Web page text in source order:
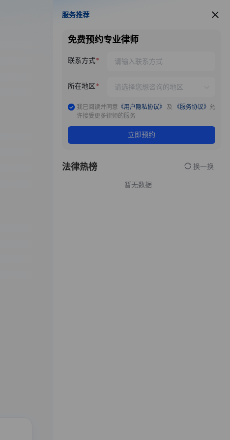
服务推荐
服务推荐
免费预约专业律师
联系方式
所在地区
我已阅读并同意 《用户隐私协议》 及 《服务协议》 允
许接受更多律师的服务
立即预约
法律热榜 换一换
暂无数据